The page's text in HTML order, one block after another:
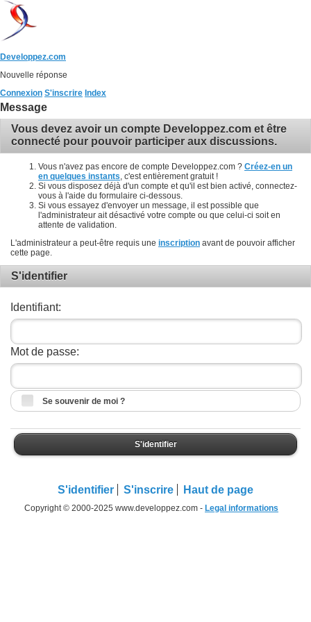
Developpez.com
Nouvelle réponse
Connexion S'inscrire Index
Message
Vous devez avoir un compte Developpez.com et être
connecté pour pouvoir participer aux discussions.
Vous n'avez pas encore de compte Developpez.com ? Créez-en un
en quelques instants , c'est entièrement gratuit !
Si vous disposez déjà d'un compte et qu'il est bien activé, connectez-
vous à l'aide du formulaire ci-dessous.
Si vous essayez d'envoyer un message, il est possible que
l'administrateur ait désactivé votre compte ou que celui-ci soit en
attente de validation.
L'administrateur a peut-être requis une inscription avant de pouvoir afficher
cette page.
S'identifier
Identifiant:
Mot de passe:
Se souvenir de moi ?
S'identifier
S'identifier S'inscrire Haut de page
Copyright © 2000-2025 www.developpez.com - Legal informations